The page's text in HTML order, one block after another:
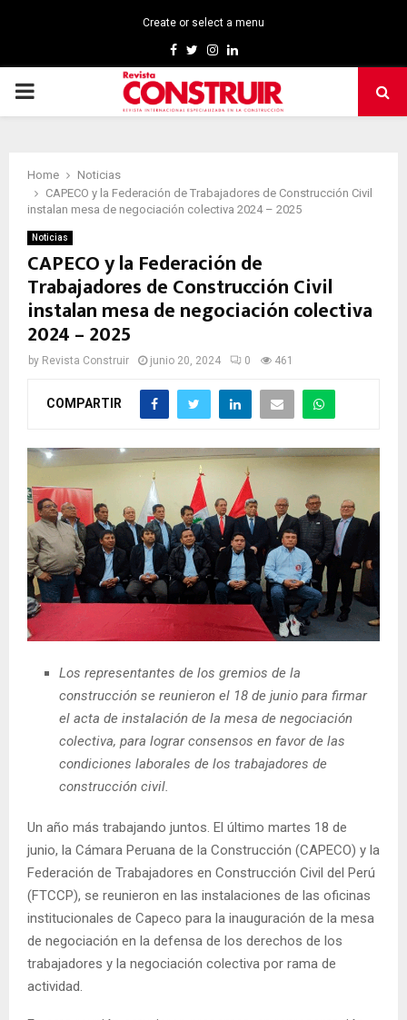
Create or select a menu
Facebook
TwitterInstagram
Linkedin
PRIMARY
Home
Noticias
CAPECO y la Federación de Trabajadores de Construcción Civil
instalan mesa de negociación colectiva 2024 – 2025
Noticias
CAPECO y la Federación de
Trabajadores de Construcción Civil
instalan mesa de negociación colectiva
2024 – 2025
by Revista Construir junio 20, 2024 0 461
COMPARTIR
Los representantes de los gremios de la
construcción se reunieron el 18 de junio para firmar
el acta de instalación de la mesa de negociación
colectiva, para lograr consensos en favor de las
condiciones laborales de los trabajadores de
construcción civil.
Un año más trabajando juntos. El último martes 18 de
junio, la Cámara Peruana de la Construcción (CAPECO) y la
Federación de Trabajadores en Construcción Civil del Perú
(FTCCP), se reunieron en las instalaciones de las oficinas
institucionales de Capeco para la inauguración de la mesa
de negociación en la defensa de los derechos de los
trabajadores y la negociación colectiva por rama de
actividad.